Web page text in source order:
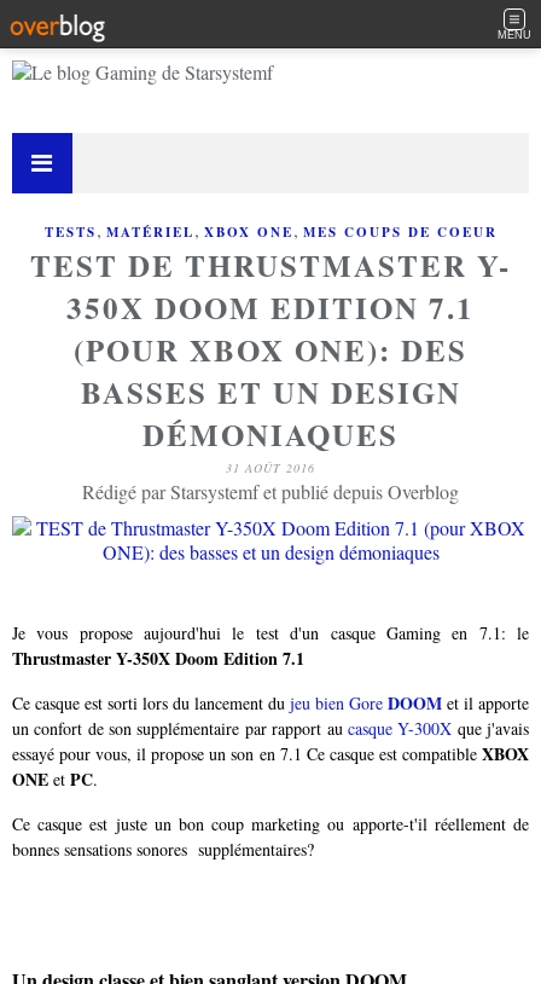
MENU
TESTS, MATÉRIEL, XBOX ONE, MES COUPS DE COEUR
TEST DE THRUSTMASTER Y-
350X DOOM EDITION 7.1
(POUR XBOX ONE): DES
BASSES ET UN DESIGN
DÉMONIAQUES
31 AOÛT 2016
Rédigé par Starsystemf et publié depuis Overblog
Je vous propose aujourd'hui le test d'un casque Gaming en 7.1: le
Thrustmaster Y-350X Doom Edition 7.1
Ce casque est sorti lors du lancement du jeu bien Gore DOOM et il apporte
un confort de son supplémentaire par rapport au casque Y-300X que j'avais
essayé pour vous, il propose un son en 7.1 Ce casque est compatible XBOX
ONE et PC.
Ce casque est juste un bon coup marketing ou apporte-t'il réellement de
bonnes sensations sonores supplémentaires?